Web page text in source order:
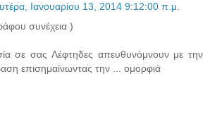
Ιανουαρίου 13, 2014 9:12:00 π.μ.
συνέχεια )
σε σας Λέφτηδες απευθυνόμνουν με την
επισημαίνωντας την ... ομορφιά